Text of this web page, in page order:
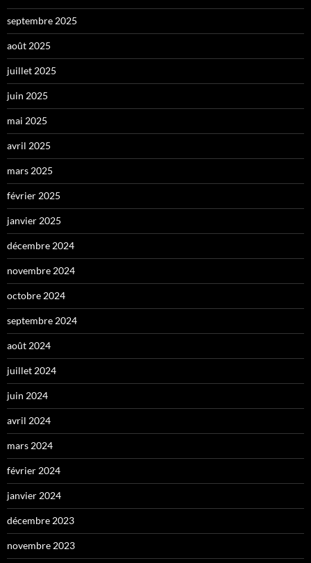
septembre 2025
août 2025
juillet 2025
juin 2025
mai 2025
avril 2025
mars 2025
février 2025
janvier 2025
décembre 2024
novembre 2024
octobre 2024
septembre 2024
août 2024
juillet 2024
juin 2024
avril 2024
mars 2024
février 2024
janvier 2024
décembre 2023
novembre 2023